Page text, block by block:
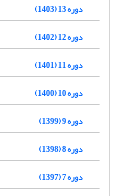
دوره 13 (1403)
دوره 12 (1402)
دوره 11 (1401)
دوره 10 (1400)
دوره 9 (1399)
دوره 8 (1398)
دوره 7 (1397)